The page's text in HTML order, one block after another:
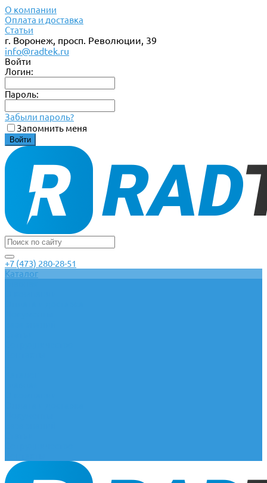
О компании
Оплата и доставка
Статьи
г. Воронеж, просп. Революции, 39
info@radtek.ru
Войти
Логин:
Пароль:
Забыли пароль?
Запомнить меня
+7 (473) 280-28-51
Каталог